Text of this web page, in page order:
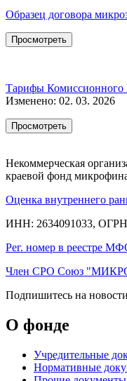
Образец договора
Просмотреть
Тарифы Комиссионного
Изменено: 02. 03. 2026
Просмотреть
Некоммерческая
краевой фонд
Оценка внутреннего
ИНН: 2634091033,
Рег. номер в реестре
Член СРО Союз
Подпишитесь на новости
О фонде
Учредительные
Нормативные